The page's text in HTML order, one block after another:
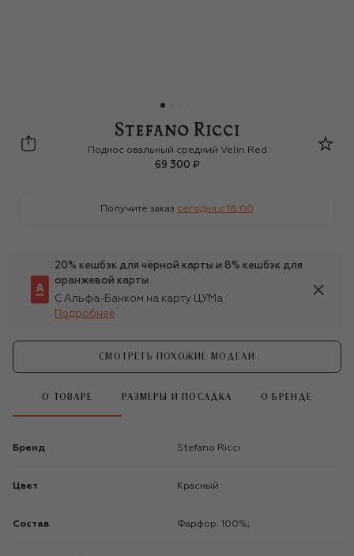
Stefano Ricci
Поднос овальный средний Velin Red
69 300 ₽
Получите заказ сегодня c 18:00
20% кешбэк для чёрной карты и 8% кешбэк для
оранжевой карты
С Альфа-Банком на карту ЦУМа
Подробнее
СМОТРЕТЬ ПОХОЖИЕ МОДЕЛИ
О ТОВАРЕ РАЗМЕРЫ И ПОСАДКА О БРЕНДЕ
Бренд Stefano Ricci
Цвет Красный
Состав Фарфор: 100%;